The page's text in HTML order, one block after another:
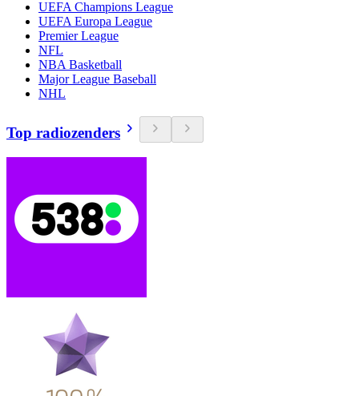
UEFA Champions League
UEFA Europa League
Premier League
NFL
NBA Basketball
Major League Baseball
NHL
Top radiozenders